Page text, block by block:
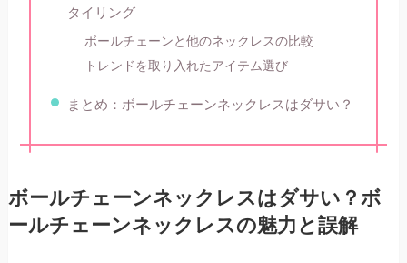
タイリング
ボールチェーンと他のネックレスの比較
トレンドを取り入れたアイテム選び
まとめ：ボールチェーンネックレスはダサい？
ボールチェーンネックレスはダサい？ボ
ールチェーンネックレスの魅力と誤解